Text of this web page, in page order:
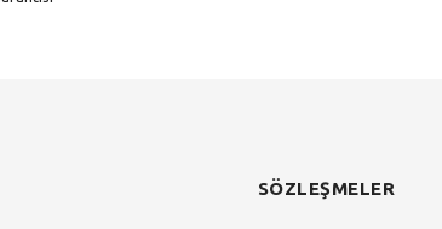
SÖZLEŞMELER